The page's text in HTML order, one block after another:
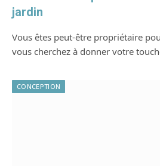
jardin
Vous êtes peut-être propriétaire
vous cherchez à donner votre
CONCEPTION